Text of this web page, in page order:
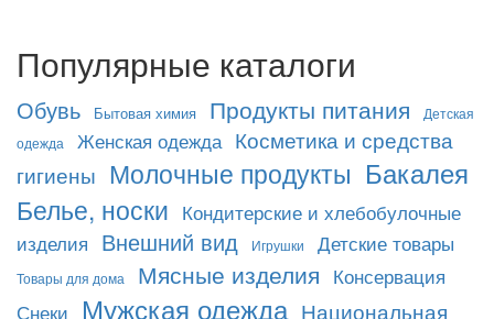
Популярные каталоги
Обувь Бытовая химия Продукты питания
Детская
одежда
Женская одежда Косметика и средства
гигиены Молочные продукты Бакалея
Белье, носки Кондитерские и хлебобулочные
изделия Внешний вид Игрушки Детские товары
Товары для дома Мясные изделия Консервация
Снеки Мужская одежда Национальная